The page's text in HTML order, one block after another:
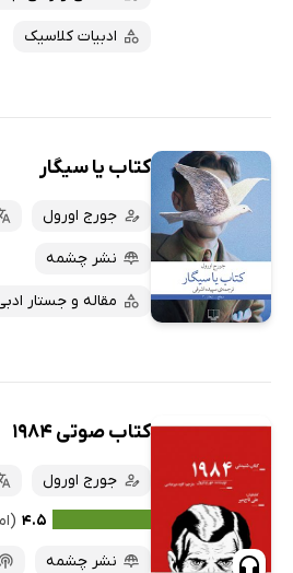
ادبیات کلاسیک
کتاب یا سیگار
جورج اورول
نشر چشمه
مقاله و جستار
کتاب صوتی 1984
جورج اورول
۴.۵
نشر چشمه